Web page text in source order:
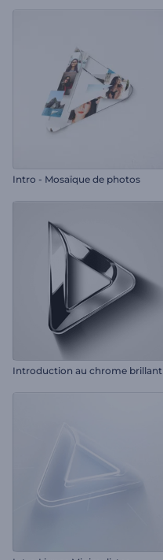
Intro - Mosaïque de photos
Introduction au chrome brillant